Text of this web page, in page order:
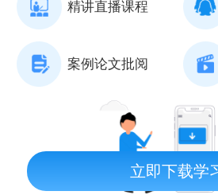
精讲直播课程
案例论文批阅
立即下载学